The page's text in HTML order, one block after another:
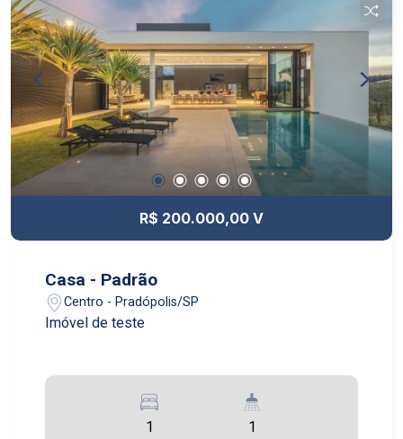
R$ 200.000,00 V
Casa - Padrão
Centro - Pradópolis/SP
Imóvel de teste
1 1